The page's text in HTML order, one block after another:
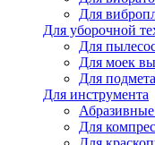
Для
Для уборочной
Для
Для моек
Для
Для инструмента
Для